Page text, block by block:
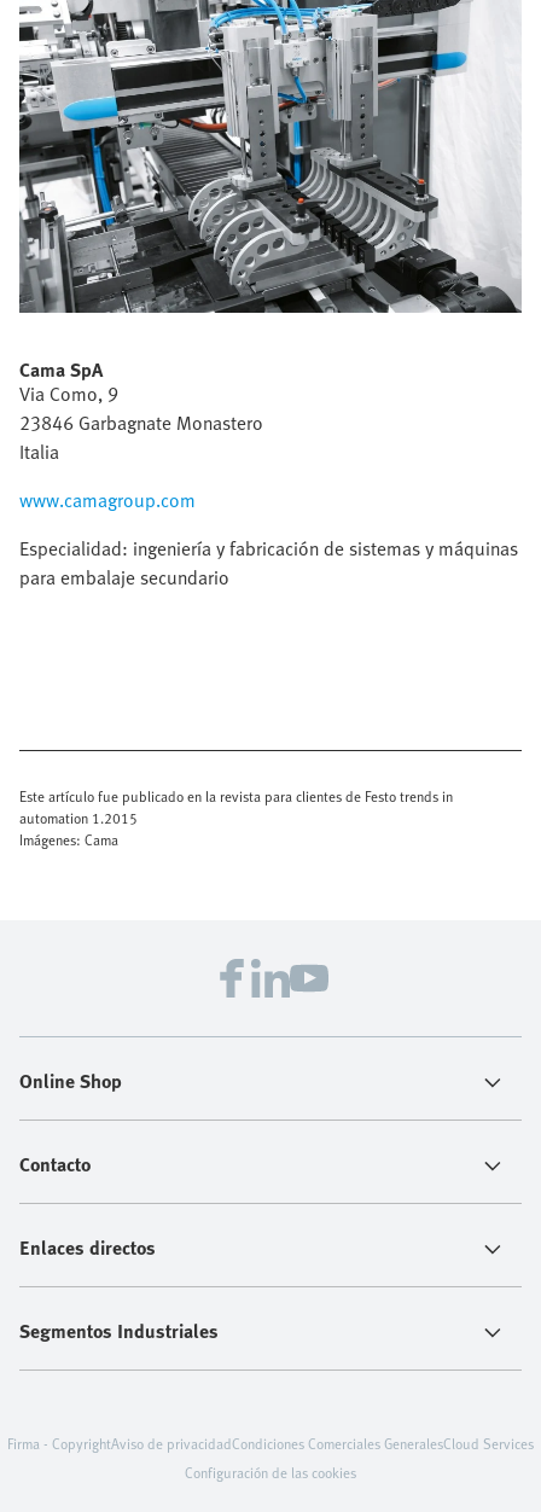
Cama SpA
Via Como, 9
23846 Garbagnate Monastero
Italia
www.camagroup.com
Especialidad: ingeniería y fabricación de sistemas y máquinas
para embalaje secundario
Este artículo fue publicado en la revista para clientes de Festo trends in
automation 1.2015
Imágenes: Cama
Online Shop
Contacto
Enlaces directos
Segmentos Industriales
Firma - CopyrightAviso de privacidadCondiciones Comerciales GeneralesCloud Services
Configuración de las cookies